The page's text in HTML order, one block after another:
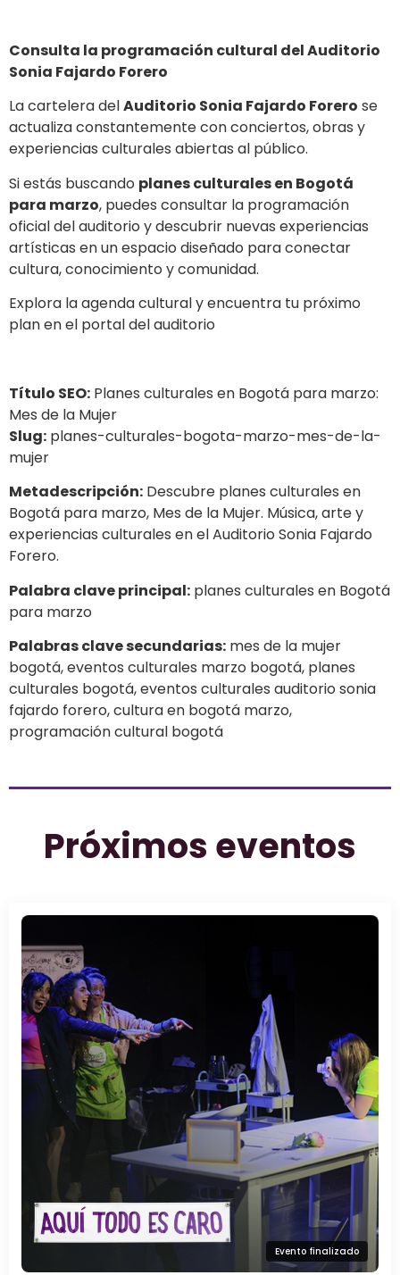
Consulta la programación cultural del Auditorio
Sonia Fajardo Forero
La cartelera delAuditorio Sonia Fajardo Forero se
actualiza constantemente con conciertos, obras y
experiencias culturales abiertas al público.
Si estás buscando planes culturales en Bogotá
para marzo, puedes consultar la programación
oficial del auditorio y descubrir nuevas experiencias
artísticas en un espacio diseñado para conectar
cultura, conocimiento y comunidad.
Explora la agenda cultural y encuentra tu próximo
plan en el portal del auditorio
Título SEO: Planes culturales en Bogotá para marzo:
Mes de la Mujer
Slug: planes-culturales-bogota-marzo-mes-de-la-
mujer
Metadescripción: Descubre planes culturales en
Bogotá para marzo, Mes de la Mujer. Música, arte y
experiencias culturales en el Auditorio Sonia Fajardo
Forero.
Palabra clave principal: planes culturales en Bogotá
para marzo
Palabras clave secundarias: mes de la mujer
bogotá, eventos culturales marzo bogotá, planes
culturales bogotá, eventos culturales auditorio sonia
fajardo forero, cultura en bogotá marzo,
programación cultural bogotá
Próximos eventos
Evento finalizado